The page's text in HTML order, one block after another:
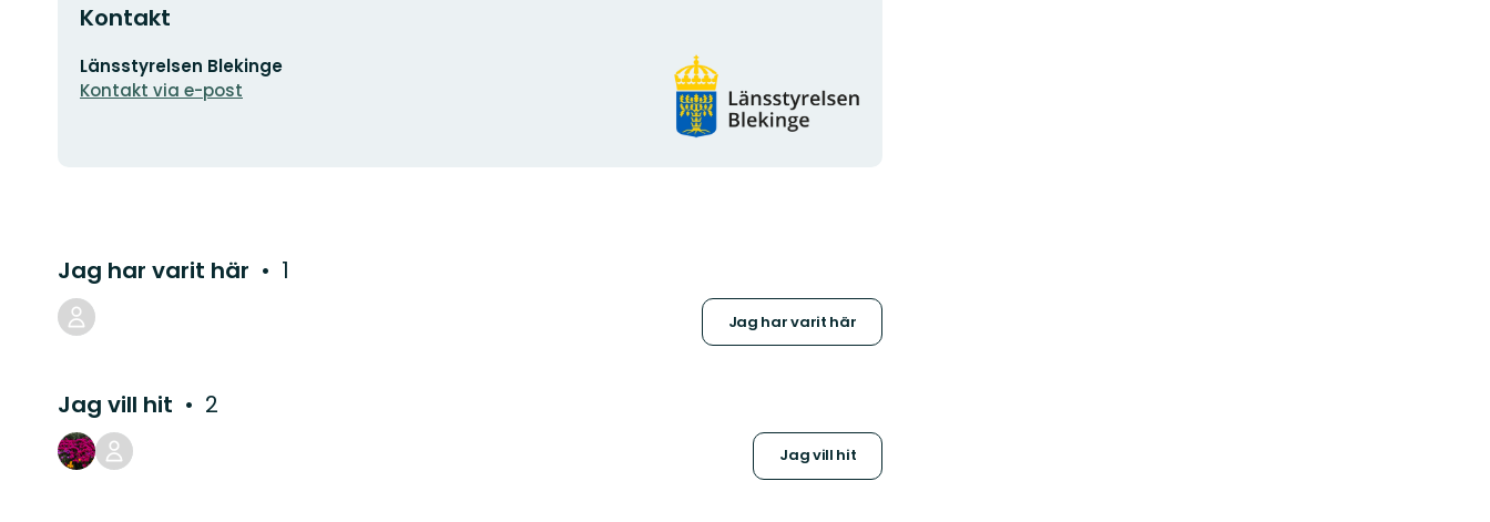
Kontakt
E-
postadress
Länsstyrelsen Blekinge
Kontakt via e-post
Organisationens
logotyp
Jag har varit här 1
Jag har varit här
Jag vill hit 2
Jag vill hit